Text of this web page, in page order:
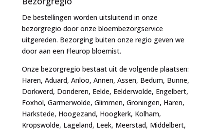
De bestellingen worden uitsluitend in onze
bezorgregio door onze bloembezorgservice
uitgereden. Bezorging buiten onze regio geven we
door aan een Fleurop bloemist.
Onze bezorgregio bestaat uit de volgende plaatsen:
Haren, Aduard, Anloo, Annen, Assen, Bedum, Bunne,
Dorkwerd, Donderen, Eelde, Eelderwolde, Engelbert,
Foxhol, Garmerwolde, Glimmen, Groningen, Haren,
Harkstede, Hoogezand, Hoogkerk, Kolham,
Kropswolde, Lageland, Leek, Meerstad, Middelbert,